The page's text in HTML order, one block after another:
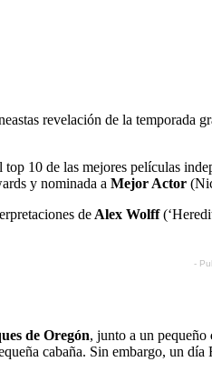
revelación de la temporada
10 de las mejores películas
y nominada a Mejor Actor
de Alex Wolff
-
de Oregón, junto a un pequeño
cabaña. Sin embargo, un día